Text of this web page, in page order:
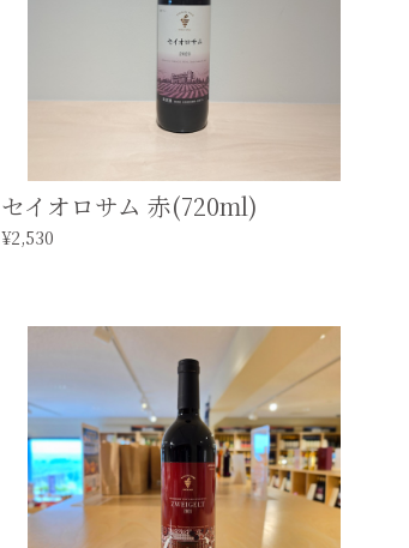
セイオロサム 赤(720ml)
¥2,530